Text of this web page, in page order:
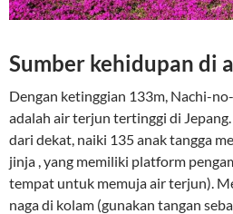
Sumber kehidupan di
Dengan ketinggian 133m, Nachi-
adalah air terjun tertinggi di
dari dekat, naiki 135 anak tangga
jinja , yang memiliki platform
tempat untuk memuja air terjun).
naga di kolam (gunakan tangan